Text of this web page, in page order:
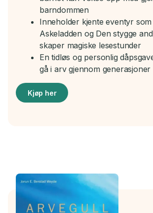
barndommen
Inneholder kjente eventyr
Askeladden og Den stygge
skaper magiske lesestunder
En tidløs og personlig
gå i arv gjennom generasjoner
Kjøp her